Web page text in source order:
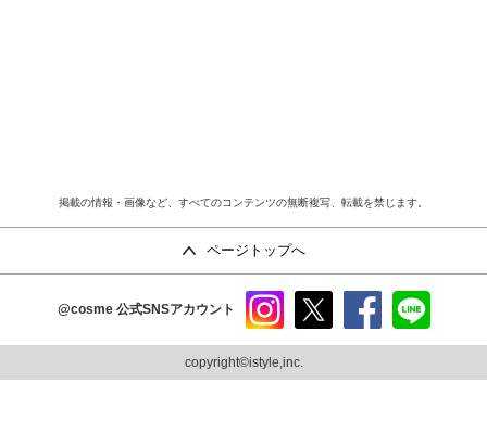
掲載の情報・画像など、すべてのコンテンツの無断複写、転載を禁じます。
ページトップへ
@cosme 公式SNSアカウント
ram
copyright©istyle,inc.